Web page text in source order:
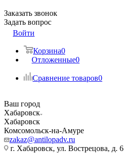
Заказать звонок
Задать вопрос
Войти
Корзина0
Отложенные0
Сравнение товаров0
Ваш город
Хабаровск
Хабаровск
Комсомольск-на-Амуре
zakaz@antilopadv.ru
г. Хабаровск, ул. Вострецова, д. 6